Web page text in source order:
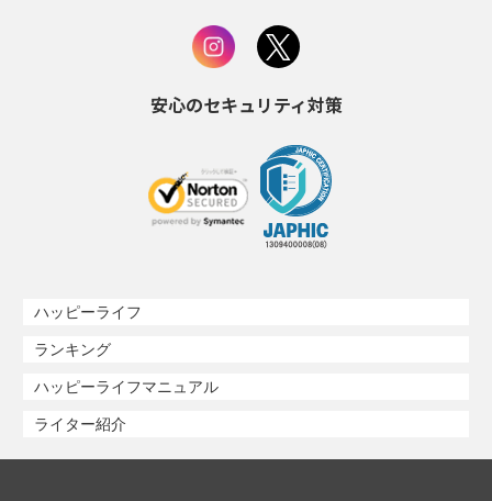
安心のセキュリティ対策
ハッピーライフ
ランキング
ハッピーライフマニュアル
ライター紹介